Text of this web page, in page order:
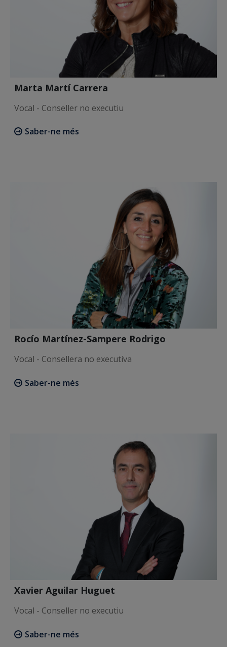
Marta Martí Carrera
Vocal - Conseller no executiu
Saber-ne més
Rocío Martínez-Sampere Rodrigo
Vocal - Consellera no executiva
Saber-ne més
Xavier Aguilar Huguet
Vocal - Conseller no executiu
Saber-ne més